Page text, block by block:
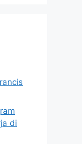
di